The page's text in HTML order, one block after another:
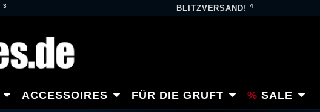
3 BLITZVERSAND!4
ACCESSOIRES FÜR DIE GRUFT SALE